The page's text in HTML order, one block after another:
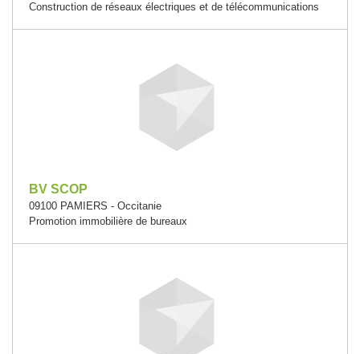
Construction de réseaux électriques et de télécommunications
BV SCOP
09100 PAMIERS - Occitanie
Promotion immobilière de bureaux